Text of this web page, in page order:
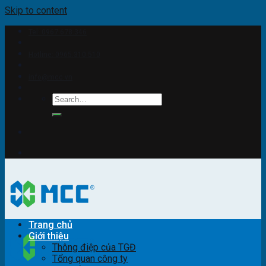
Skip to content
Trang chủ
Giới thiệu
Thông điệp của TGĐ
Tổng quan công ty